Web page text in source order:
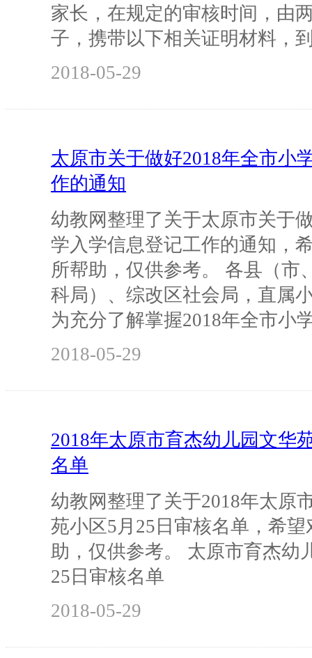
家长，在规定的审核时间，由
子，携带以下相关证明材料，
2018-05-29
太原市关于做好2018年全市小
作的通知
幼教网整理了关于太原市关于
学入学信息登记工作的通知，
所帮助，仅供参考。 各县（市
科局）、综改区社会局，直属
为充分了解掌握2018年全市小
2018-05-29
2018年太原市育杰幼儿园文华
名单
幼教网整理了关于2018年太原
苑小区5月25日审核名单，希
助，仅供参考。 太原市育杰幼
25日审核名单
2018-05-29